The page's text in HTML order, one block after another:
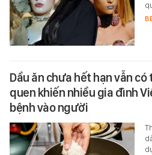
Dầu ăn chưa hết hạn vẫn
quen khiến nhiều gia đình
bệnh vào người